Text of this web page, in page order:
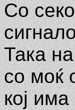
Со
Така
со моќ
кој